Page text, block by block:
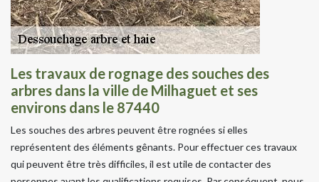
Les travaux de rognage des souches des
arbres dans la ville de Milhaguet et ses
environs dans le 87440
Les souches des arbres peuvent être rognées si elles
représentent des éléments gênants. Pour effectuer ces travaux
qui peuvent être très difficiles, il est utile de contacter des